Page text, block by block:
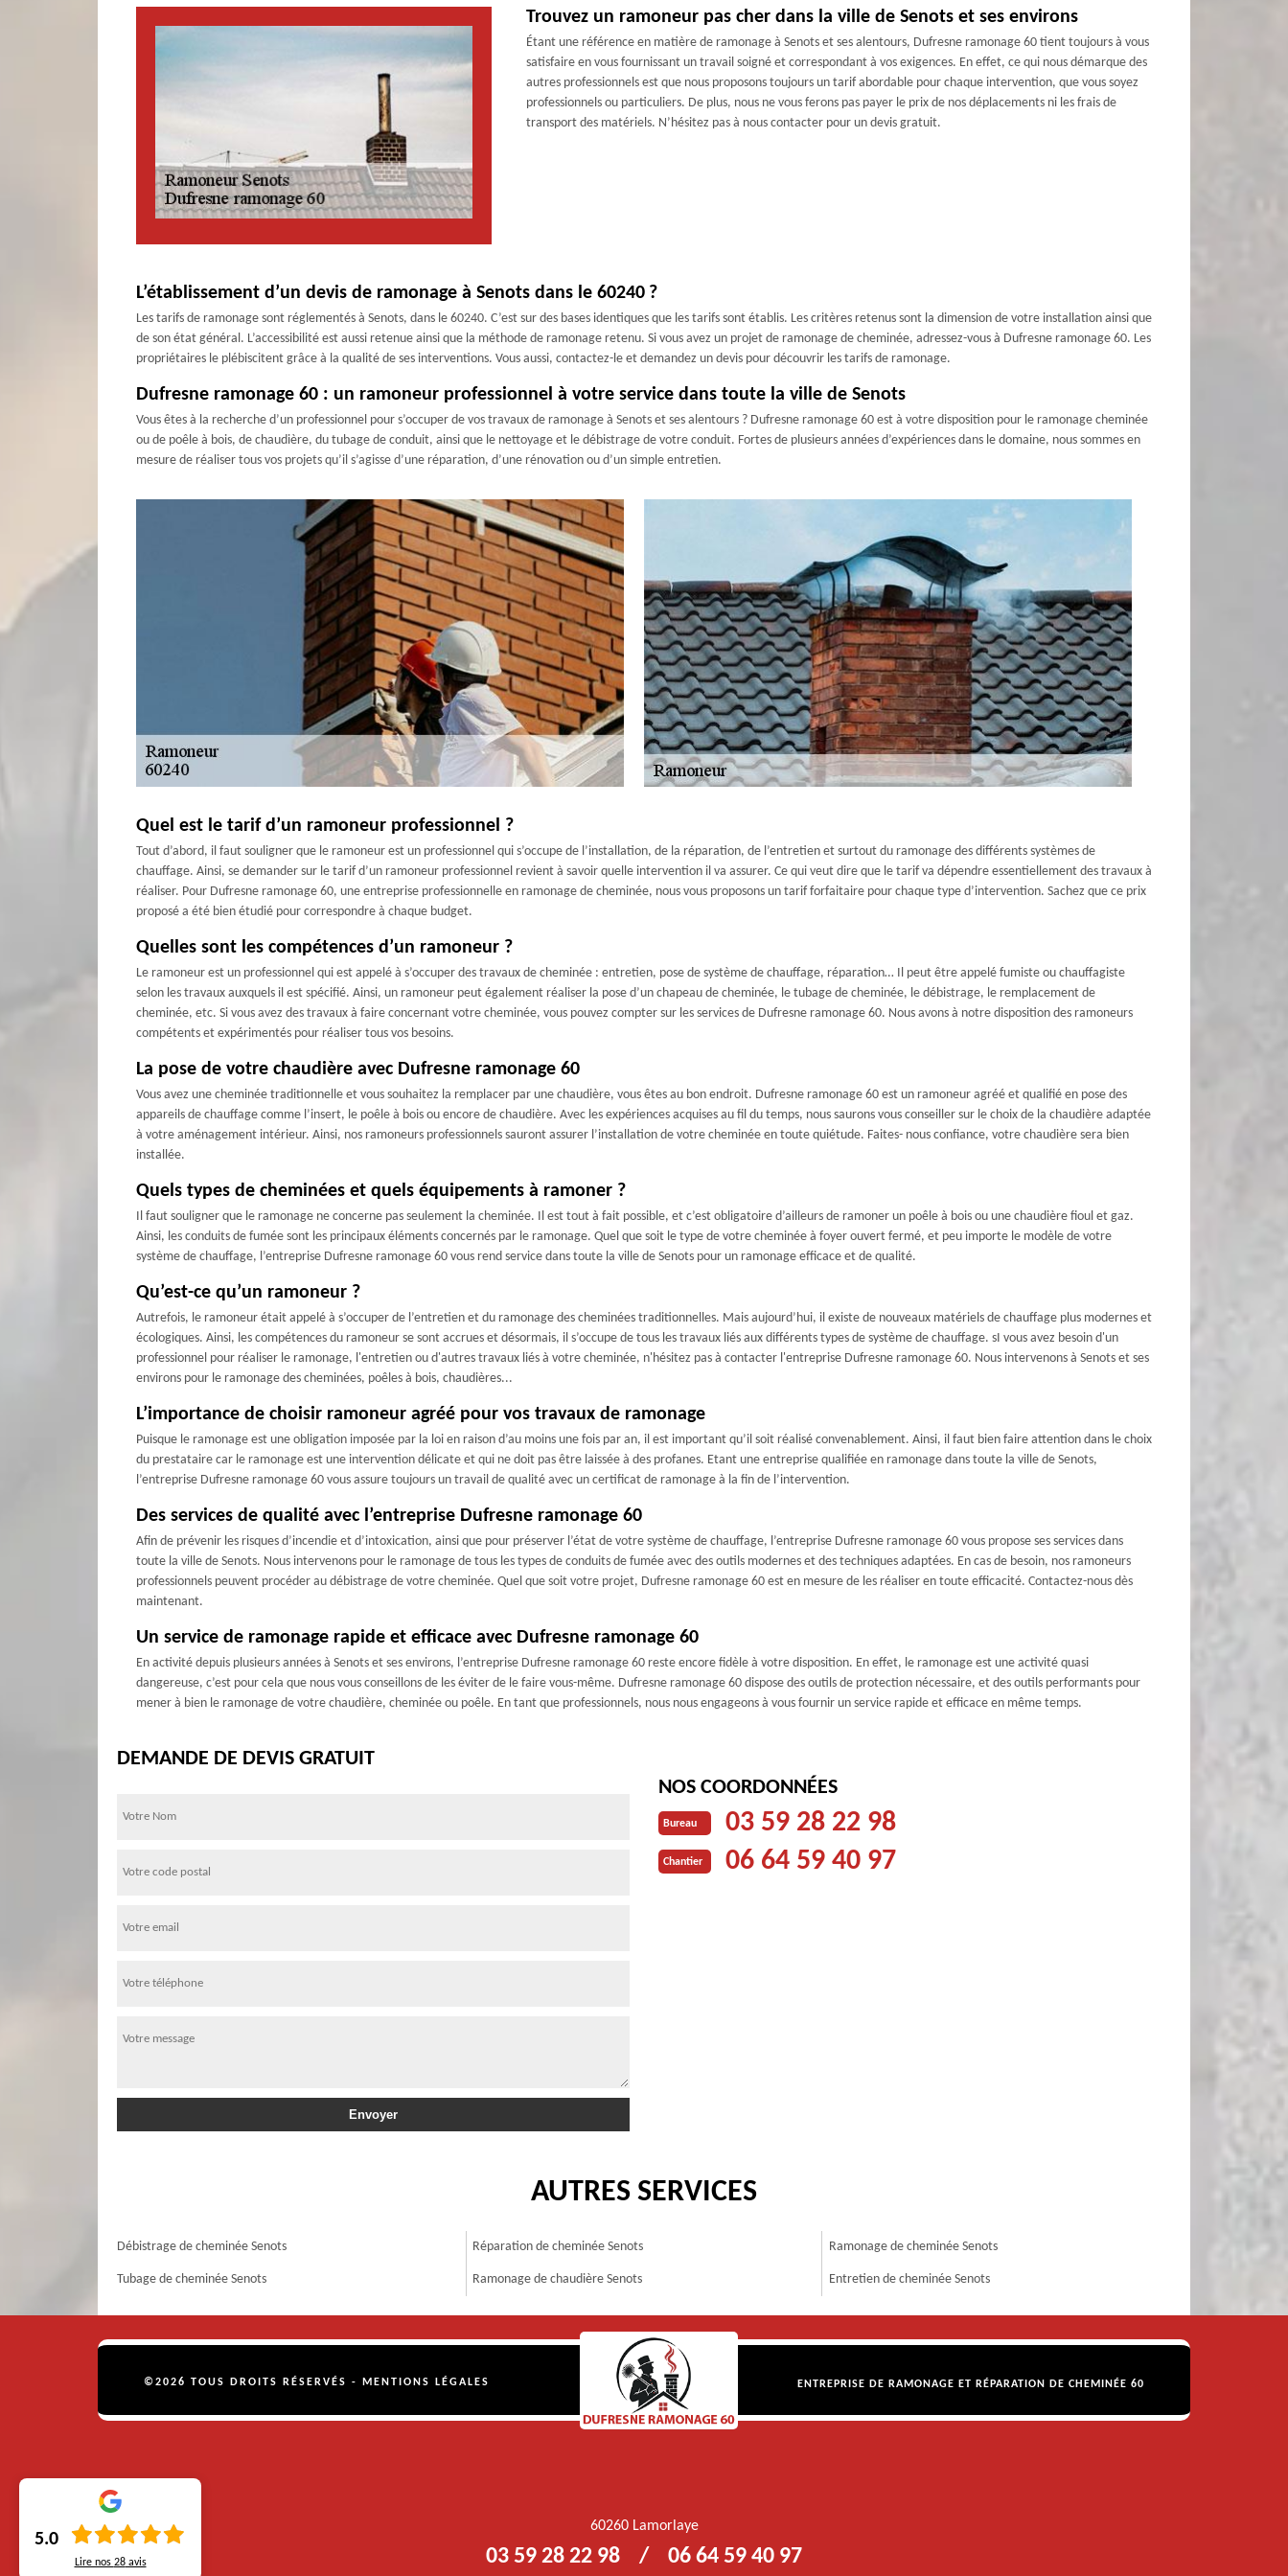
Trouvez un ramoneur pas cher dans la ville de Senots et ses environs
Étant une référence en matière de ramonage à Senots et ses alentours, Dufresne ramonage 60 tient toujours à vous
satisfaire en vous fournissant un travail soigné et correspondant à vos exigences. En effet, ce qui nous démarque des
autres professionnels est que nous proposons toujours un tarif abordable pour chaque intervention, que vous soyez
professionnels ou particuliers. De plus, nous ne vous ferons pas payer le prix de nos déplacements ni les frais de
transport des matériels. N’hésitez pas à nous contacter pour un devis gratuit.
L’établissement d’un devis de ramonage à Senots dans le 60240 ?
Les tarifs de ramonage sont réglementés à Senots, dans le 60240. C’est sur des bases identiques que les tarifs sont établis. Les critères retenus sont la dimension de votre installation ainsi que
de son état général. L’accessibilité est aussi retenue ainsi que la méthode de ramonage retenu. Si vous avez un projet de ramonage de cheminée, adressez-vous à Dufresne ramonage 60. Les
propriétaires le plébiscitent grâce à la qualité de ses interventions. Vous aussi, contactez-le et demandez un devis pour découvrir les tarifs de ramonage.
Dufresne ramonage 60 : un ramoneur professionnel à votre service dans toute la ville de Senots
Vous êtes à la recherche d’un professionnel pour s’occuper de vos travaux de ramonage à Senots et ses alentours ? Dufresne ramonage 60 est à votre disposition pour le ramonage cheminée
ou de poêle à bois, de chaudière, du tubage de conduit, ainsi que le nettoyage et le débistrage de votre conduit. Fortes de plusieurs années d’expériences dans le domaine, nous sommes en
mesure de réaliser tous vos projets qu’il s’agisse d’une réparation, d’une rénovation ou d’un simple entretien.
Quel est le tarif d’un ramoneur professionnel ?
Tout d’abord, il faut souligner que le ramoneur est un professionnel qui s’occupe de l’installation, de la réparation, de l’entretien et surtout du ramonage des différents systèmes de
chauffage. Ainsi, se demander sur le tarif d’un ramoneur professionnel revient à savoir quelle intervention il va assurer. Ce qui veut dire que le tarif va dépendre essentiellement des travaux à
réaliser. Pour Dufresne ramonage 60, une entreprise professionnelle en ramonage de cheminée, nous vous proposons un tarif forfaitaire pour chaque type d’intervention. Sachez que ce prix
proposé a été bien étudié pour correspondre à chaque budget.
Quelles sont les compétences d’un ramoneur ?
Le ramoneur est un professionnel qui est appelé à s’occuper des travaux de cheminée : entretien, pose de système de chauffage, réparation… Il peut être appelé fumiste ou chauffagiste
selon les travaux auxquels il est spécifié. Ainsi, un ramoneur peut également réaliser la pose d’un chapeau de cheminée, le tubage de cheminée, le débistrage, le remplacement de
cheminée, etc. Si vous avez des travaux à faire concernant votre cheminée, vous pouvez compter sur les services de Dufresne ramonage 60. Nous avons à notre disposition des ramoneurs
compétents et expérimentés pour réaliser tous vos besoins.
La pose de votre chaudière avec Dufresne ramonage 60
Vous avez une cheminée traditionnelle et vous souhaitez la remplacer par une chaudière, vous êtes au bon endroit. Dufresne ramonage 60 est un ramoneur agréé et qualifié en pose des
appareils de chauffage comme l’insert, le poêle à bois ou encore de chaudière. Avec les expériences acquises au fil du temps, nous saurons vous conseiller sur le choix de la chaudière adaptée
à votre aménagement intérieur. Ainsi, nos ramoneurs professionnels sauront assurer l’installation de votre cheminée en toute quiétude. Faites- nous confiance, votre chaudière sera bien
installée.
Quels types de cheminées et quels équipements à ramoner ?
Il faut souligner que le ramonage ne concerne pas seulement la cheminée. Il est tout à fait possible, et c’est obligatoire d’ailleurs de ramoner un poêle à bois ou une chaudière fioul et gaz.
Ainsi, les conduits de fumée sont les principaux éléments concernés par le ramonage. Quel que soit le type de votre cheminée à foyer ouvert fermé, et peu importe le modèle de votre
système de chauffage, l’entreprise Dufresne ramonage 60 vous rend service dans toute la ville de Senots pour un ramonage efficace et de qualité.
Qu’est-ce qu’un ramoneur ?
Autrefois, le ramoneur était appelé à s’occuper de l’entretien et du ramonage des cheminées traditionnelles. Mais aujourd’hui, il existe de nouveaux matériels de chauffage plus modernes et
écologiques. Ainsi, les compétences du ramoneur se sont accrues et désormais, il s’occupe de tous les travaux liés aux différents types de système de chauffage. sI vous avez besoin d'un
professionnel pour réaliser le ramonage, l'entretien ou d'autres travaux liés à votre cheminée, n'hésitez pas à contacter l'entreprise Dufresne ramonage 60. Nous intervenons à Senots et ses
environs pour le ramonage des cheminées, poêles à bois, chaudières...
L’importance de choisir ramoneur agréé pour vos travaux de ramonage
Puisque le ramonage est une obligation imposée par la loi en raison d’au moins une fois par an, il est important qu’il soit réalisé convenablement. Ainsi, il faut bien faire attention dans le choix
du prestataire car le ramonage est une intervention délicate et qui ne doit pas être laissée à des profanes. Etant une entreprise qualifiée en ramonage dans toute la ville de Senots,
l’entreprise Dufresne ramonage 60 vous assure toujours un travail de qualité avec un certificat de ramonage à la fin de l’intervention.
Des services de qualité avec l’entreprise Dufresne ramonage 60
Afin de prévenir les risques d’incendie et d’intoxication, ainsi que pour préserver l’état de votre système de chauffage, l’entreprise Dufresne ramonage 60 vous propose ses services dans
toute la ville de Senots. Nous intervenons pour le ramonage de tous les types de conduits de fumée avec des outils modernes et des techniques adaptées. En cas de besoin, nos ramoneurs
professionnels peuvent procéder au débistrage de votre cheminée. Quel que soit votre projet, Dufresne ramonage 60 est en mesure de les réaliser en toute efficacité. Contactez-nous dès
maintenant.
Un service de ramonage rapide et efficace avec Dufresne ramonage 60
En activité depuis plusieurs années à Senots et ses environs, l’entreprise Dufresne ramonage 60 reste encore fidèle à votre disposition. En effet, le ramonage est une activité quasi
dangereuse, c’est pour cela que nous vous conseillons de les éviter de le faire vous-même. Dufresne ramonage 60 dispose des outils de protection nécessaire, et des outils performants pour
mener à bien le ramonage de votre chaudière, cheminée ou poêle. En tant que professionnels, nous nous engageons à vous fournir un service rapide et efficace en même temps.
DEMANDE DE DEVIS GRATUIT
NOS COORDONNÉES
Bureau 03 59 28 22 98
Chantier 06 64 59 40 97
AUTRES SERVICES
Débistrage de cheminée Senots
Tubage de cheminée Senots
Réparation de cheminée Senots
Ramonage de chaudière Senots
Ramonage de cheminée Senots
Entretien de cheminée Senots
©2026 TOUS DROITS RÉSERVÉS - MENTIONS LÉGALES ENTREPRISE DE RAMONAGE ET RÉPARATION DE CHEMINÉE 60
60260 Lamorlaye
03 59 28 22 98 / 06 64 59 40 97
5.0
Lire nos 28avis